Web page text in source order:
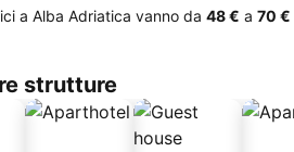
a Alba Adriatica vanno da ‎48 € a ‎70 €
strutture